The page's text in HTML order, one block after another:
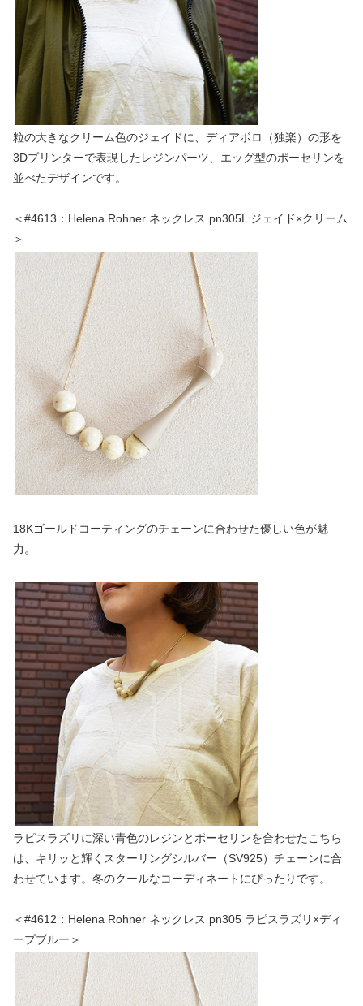
粒の大きなクリーム色のジェイドに、ディアボロ（独楽）の形を
3Dプリンターで表現したレジンパーツ、エッグ型のポーセリンを
並べたデザインです。
＜#4613：Helena Rohner ネックレス pn305L ジェイド×クリーム
＞
18Kゴールドコーティングのチェーンに合わせた優しい色が魅
力。
ラピスラズリに深い青色のレジンとポーセリンを合わせたこちら
は、キリッと輝くスターリングシルバー（SV925）チェーンに合
わせています。冬のクールなコーディネートにぴったりです。
＜#4612：Helena Rohner ネックレス pn305 ラピスラズリ×ディ
ープブルー＞